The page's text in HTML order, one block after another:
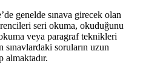
genelde sınava girecek olan
seri okuma, okuduğunu
veya paragraf teknikleri
sınavlardaki soruların uzun
almaktadır.